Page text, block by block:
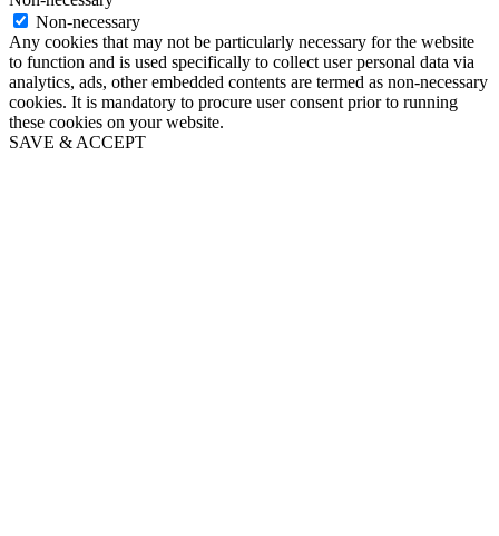
Non-necessary
Any cookies that may not be particularly necessary for the website
to function and is used specifically to collect user personal data via
analytics, ads, other embedded contents are termed as non-necessary
cookies. It is mandatory to procure user consent prior to running
these cookies on your website.
SAVE & ACCEPT